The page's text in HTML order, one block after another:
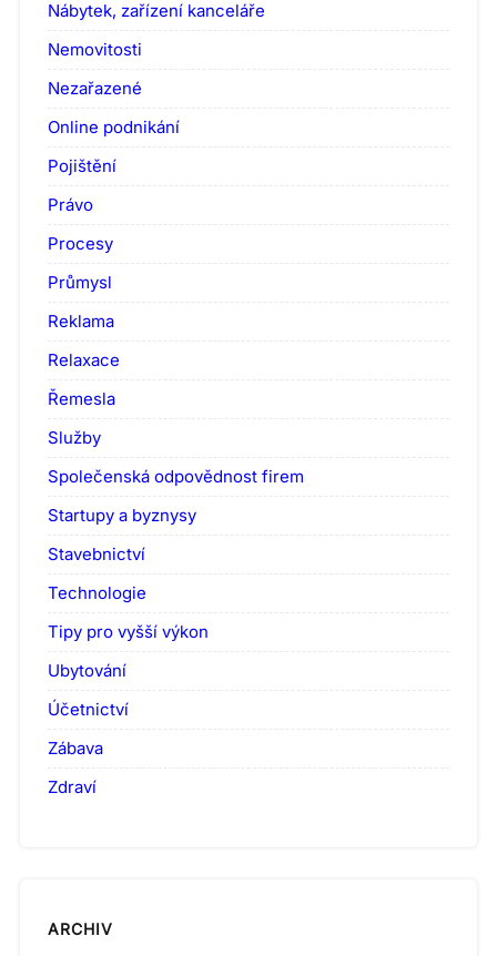
Nábytek, zařízení kanceláře
Nemovitosti
Nezařazené
Online podnikání
Pojištění
Právo
Procesy
Průmysl
Reklama
Relaxace
Řemesla
Služby
Společenská odpovědnost firem
Startupy a byznysy
Stavebnictví
Technologie
Tipy pro vyšší výkon
Ubytování
Účetnictví
Zábava
Zdraví
ARCHIV